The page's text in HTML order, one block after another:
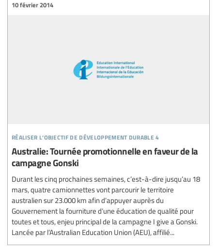
réaliser l’objectif de développement durable 4
10 février 2014
Australie: Tournée promotionnelle en faveur de la
campagne Gonski
Durant les cinq prochaines semaines, c’est-à-dire jusqu’au 18
mars, quatre camionnettes vont parcourir le territoire
australien sur 23.000 km afin d’appuyer auprès du
Gouvernement la fourniture d’une éducation de qualité pour
toutes et tous, enjeu principal de la campagne I give a Gonski.
Lancée par l’Australian Education Union (AEU), affilié...